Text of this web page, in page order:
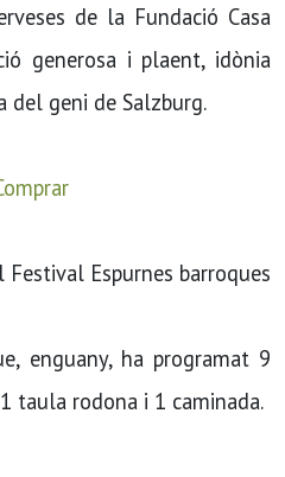
de la Fundació Casa
generosa i plaent, idònia
del geni de Salzburg.
Espurnes barroques
enguany, ha programat 9
taula rodona i 1 caminada.